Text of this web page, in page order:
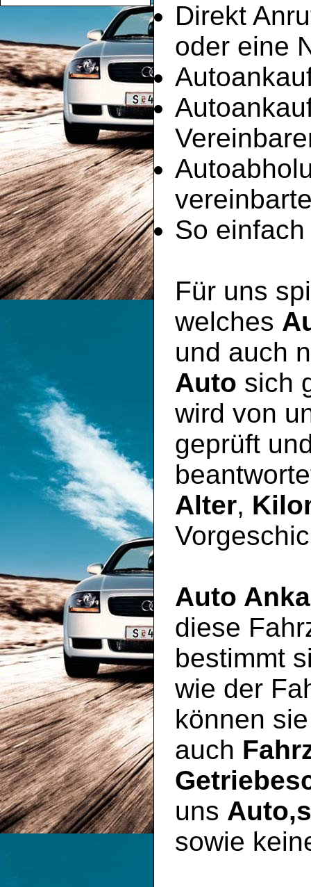
Direkt
oder eine
So
Für uns
welches
und auch
Auto sich
wird von
geprüft
Alter,
Auto
diese
bestimmt
wie der
können
auch
uns Auto,s
sowie